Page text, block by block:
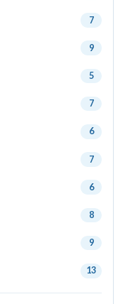
7
9
5
7
6
7
6
8
9
13